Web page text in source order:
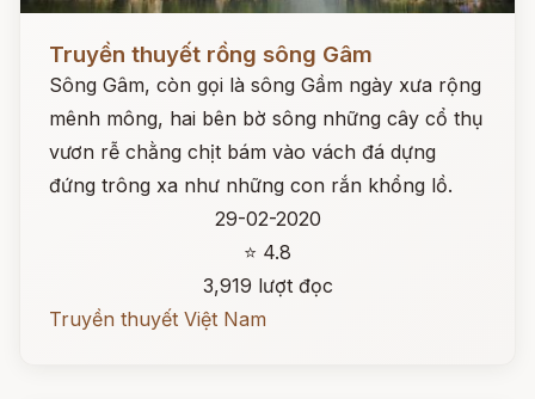
Đọc ngay
Truyền thuyết rồng sông Gâm
Sông Gâm, còn gọi là sông Gầm ngày xưa rộng
mênh mông, hai bên bờ sông những cây cổ thụ
vươn rễ chằng chịt bám vào vách đá dựng
đứng trông xa như những con rắn khổng lồ.
29-02-2020
⭐ 4.8
3,919 lượt đọc
Truyền thuyết Việt Nam